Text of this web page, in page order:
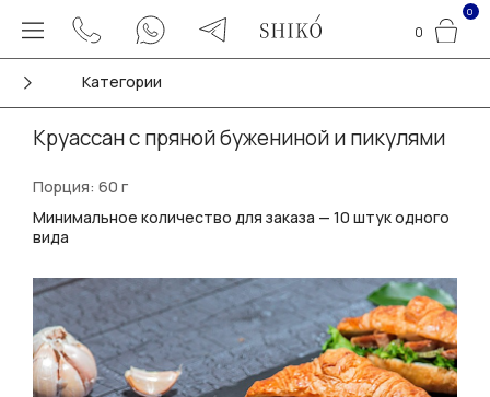
0
0
Категории
Круассан с пряной бужениной и пикулями
Порция: 60 г
Минимальное количество для заказа — 10 штук одного
вида